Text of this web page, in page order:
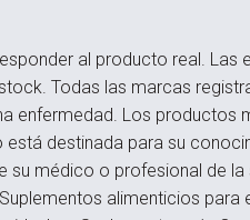
al producto real.
Todas las marcas
enfermedad. Los productos
destinada para su
médico o profesional de
alimenticios